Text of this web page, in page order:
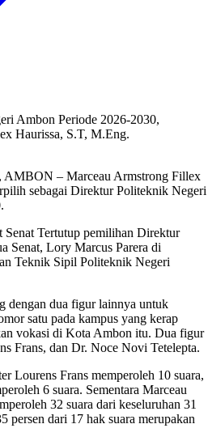
Ambon Periode 2026-2030,
Haurissa, S.T, M.Eng.
– Marceau Armstrong Fillex
sebagai Direktur Politeknik Negeri
Senat Tertutup pemilihan Direktur
Senat, Lory Marcus Parera di
Teknik Sipil Politeknik Negeri
dengan dua figur lainnya untuk
satu pada kampus yang kerap
vokasi di Kota Ambon itu. Dua figur
Frans, dan Dr. Noce Novi Tetelepta.
Lourens Frans memperoleh 10 suara,
6 suara. Sementara Marceau
32 suara dari keseluruhan 31
persen dari 17 hak suara merupakan